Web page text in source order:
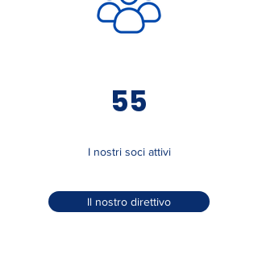
55
I nostri soci attivi
Il nostro direttivo